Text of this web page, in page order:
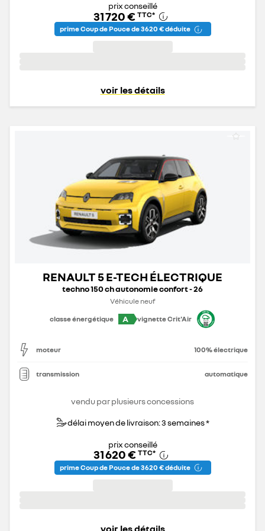
prix conseillé
31 720 € TTC*
prime Coup de Pouce de 3 620 € déduite
voir les détails
RENAULT 5 E-TECH ÉLECTRIQUE
techno 150 ch autonomie confort - 26
Véhicule neuf
classe énergétique
A vignette Crit'Air
moteur 100% électrique
transmission automatique
vendu par plusieurs concessions
délai moyen de livraison: 3 semaines *
prix conseillé
31 620 € TTC*
prime Coup de Pouce de 3 620 € déduite
voir les détails